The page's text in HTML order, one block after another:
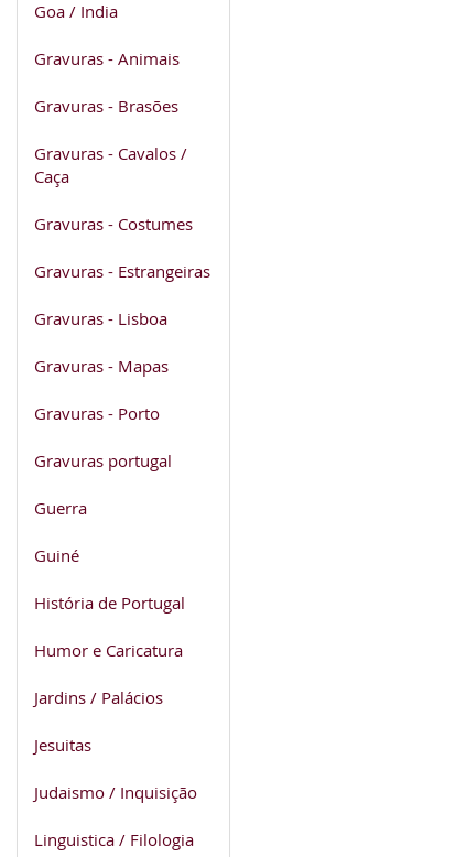
Goa / India
Gravuras - Animais
Gravuras - Brasões
Gravuras - Cavalos /
Caça
Gravuras - Costumes
Gravuras - Estrangeiras
Gravuras - Lisboa
Gravuras - Mapas
Gravuras - Porto
Gravuras portugal
Guerra
Guiné
História de Portugal
Humor e Caricatura
Jardins / Palácios
Jesuitas
Judaismo / Inquisição
Linguistica / Filologia